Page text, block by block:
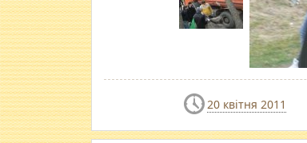
20 квітня 2011